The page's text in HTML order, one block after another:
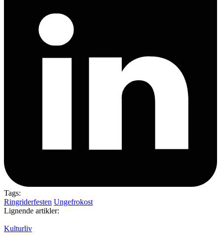
Tags:
Ringriderfesten Ungefrokost
Lignende artikler:
Kulturliv